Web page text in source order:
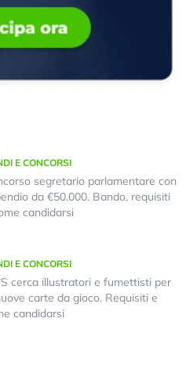
E CONCORSI
segretario parlamentare con
da €50.000. Bando, requisiti
candidarsi
E CONCORSI
cerca illustratori e fumettisti per
carte da gioco. Requisiti e
candidarsi